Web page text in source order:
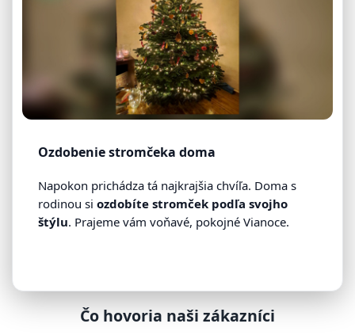
Ozdobenie stromčeka doma
Napokon prichádza tá najkrajšia chvíľa. Doma s
rodinou si ozdobíte stromček podľa svojho
štýlu. Prajeme vám voňavé, pokojné Vianoce.
Čo hovoria naši zákazníci